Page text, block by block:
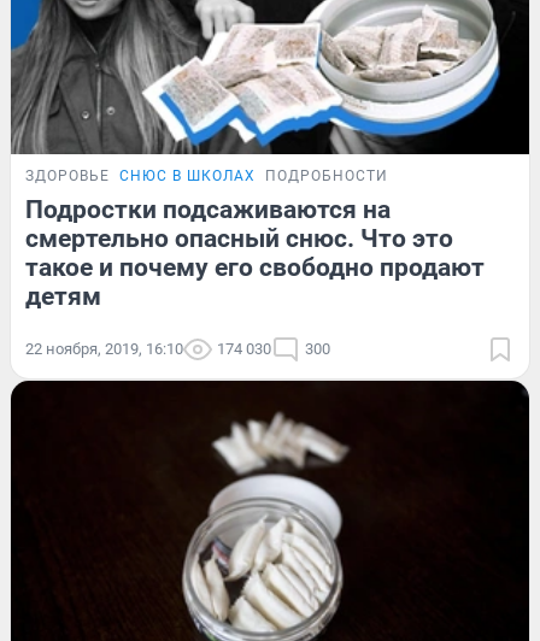
ЗДОРОВЬЕ СНЮС В ШКОЛАХ ПОДРОБНОСТИ
Подростки подсаживаются на
смертельно опасный снюс. Что это
такое и почему его свободно продают
детям
22 ноября, 2019, 16:10 174 030 300